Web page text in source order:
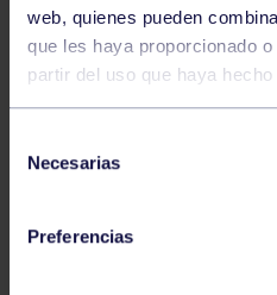
web, quienes pueden
que les haya proporcionado
partir del uso que haya
Necesarias
Preferencias
Pádel 29 Jul 2026